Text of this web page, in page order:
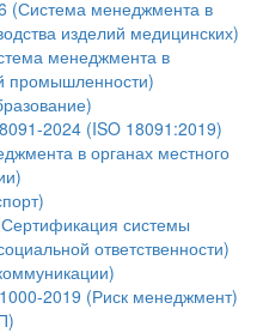
(Система менеджмента в
изделий медицинских)
менеджмента в
промышленности)
2024 (ISO 18091:2019)
в органах местного
системы
ответственности)
2019 (Риск менеджмент)